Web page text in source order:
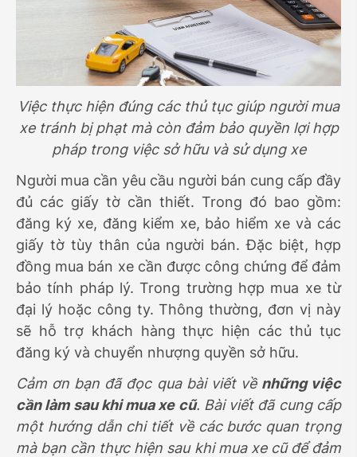
Việc thực hiện đúng các thủ tục giúp người mua
xe tránh bị phạt mà còn đảm bảo quyền lợi hợp
pháp trong việc sở hữu và sử dụng xe
Người mua cần yêu cầu người bán cung cấp đầy
đủ các giấy tờ cần thiết. Trong đó bao gồm:
đăng ký xe, đăng kiểm xe, bảo hiểm xe và các
giấy tờ tùy thân của người bán. Đặc biệt, hợp
đồng mua bán xe cần được công chứng để đảm
bảo tính pháp lý. Trong trường hợp mua xe từ
đại lý hoặc công ty. Thông thường, đơn vị này
sẽ hỗ trợ khách hàng thực hiện các thủ tục
đăng ký và chuyển nhượng quyền sở hữu.
Cảm ơn bạn đã đọc qua bài viết về những việc
cần làm sau khi mua xe cũ. Bài viết đã cung cấp
một hướng dẫn chi tiết về các bước quan trọng
mà bạn cần thực hiện sau khi mua xe cũ để đảm